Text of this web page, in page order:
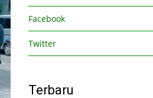
Facebook
Twitter
Terbaru